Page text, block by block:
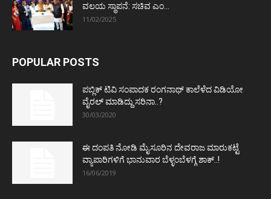
ವಲಯ ಸ್ಥಾಪನೆ: ಸಚಿವ ಎಂ...
11/02/2025
POPULAR POSTS
ಪಬ್ಲಿಕ್ ಟಿವಿ ಸಂಪಾದಕ ರಂಗನಾಥ್ ಕಾಲೆಳೆದ ವಿಡಿಯೋ
ವೈರಲ್ ಮಾಡಿದ್ದು ಸರಿನಾ..?
30/03/2020
ಈ ದಂಪತಿ ನೋಡಿ ಮೈಸೂರಿನ ದೇವರಾಜ ಮಾರುಕಟ್ಟೆ
ವ್ಯಾಪಾರಿಗಳಿಗೆ ಭಾನುವಾರ ಬೆಳ್ಳಂಬೆಳಗ್ಗೆ ಶಾಕ್..!
16/06/2019